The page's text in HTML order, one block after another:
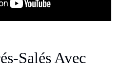
Salés Avec